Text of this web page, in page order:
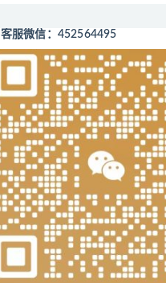
客服微信：452564495